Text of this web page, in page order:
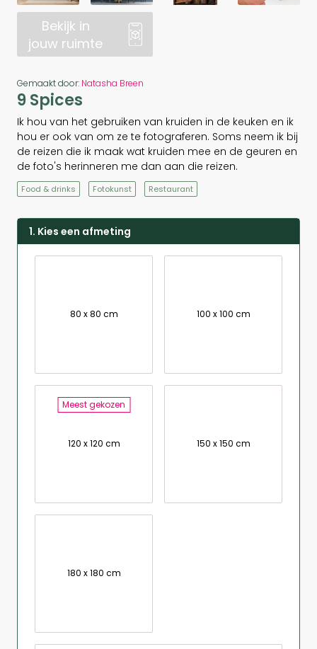
Bekijk in
jouw ruimte
Gemaakt door: Natasha Breen
9 Spices
Ik hou van het gebruiken van kruiden in de keuken en ik
hou er ook van om ze te fotograferen. Soms neem ik bij
de reizen die ik maak wat kruiden mee en de geuren en
de foto's herinneren me dan aan die reizen.
Food & drinks Fotokunst Restaurant
1. Kies een afmeting
80 x 80 cm 100 x 100 cm
Meest gekozen
120 x 120 cm 150 x 150 cm
180 x 180 cm